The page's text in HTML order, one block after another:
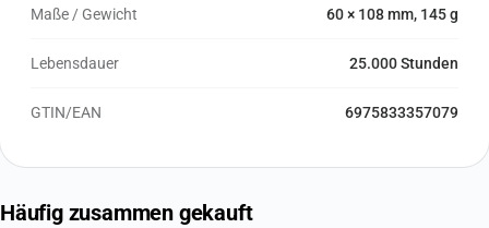
Maße / Gewicht 60 × 108 mm, 145 g
Lebensdauer 25.000 Stunden
GTIN/EAN 6975833357079
Häufig zusammen gekauft